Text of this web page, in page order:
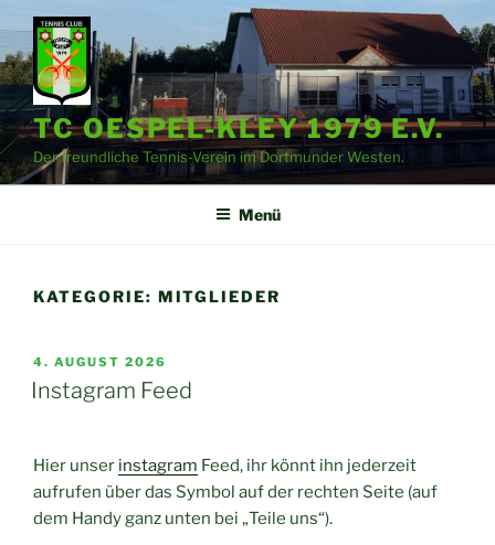
Zum
Inhalt
springen
TC OESPEL-KLEY 1979 E.V.
Der freundliche Tennis-Verein im Dortmunder Westen.
Menü
KATEGORIE: MITGLIEDER
VERÖFFENTLICHT
AM
4. AUGUST 2026
Instagram Feed
Hier unser instagram Feed, ihr könnt ihn jederzeit
aufrufen über das Symbol auf der rechten Seite (auf
dem Handy ganz unten bei „Teile uns“).